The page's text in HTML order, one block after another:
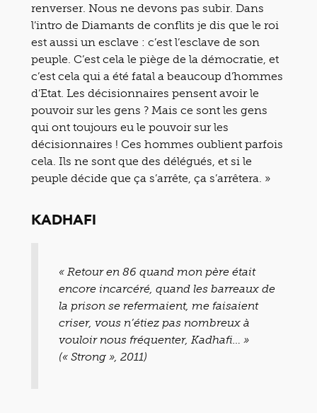
renverser. Nous ne devons pas subir. Dans
l’intro de Diamants de conflits je dis que le roi
est aussi un esclave : c’est l’esclave de son
peuple. C’est cela le piège de la démocratie, et
c’est cela qui a été fatal a beaucoup d’hommes
d’Etat. Les décisionnaires pensent avoir le
pouvoir sur les gens ? Mais ce sont les gens
qui ont toujours eu le pouvoir sur les
décisionnaires ! Ces hommes oublient parfois
cela. Ils ne sont que des délégués, et si le
peuple décide que ça s’arrête, ça s’arrêtera. »
KADHAFI
« Retour en 86 quand mon père était
encore incarcéré, quand les barreaux de
la prison se refermaient, me faisaient
criser, vous n’étiez pas nombreux à
vouloir nous fréquenter, Kadhafi… »
(« Strong », 2011)